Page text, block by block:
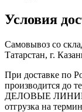
Условия
Самовывоз со
Татарстан, г.
При доставке по
производится до
ДЕЛОВЫЕ ЛИНИИ
отгрузка на